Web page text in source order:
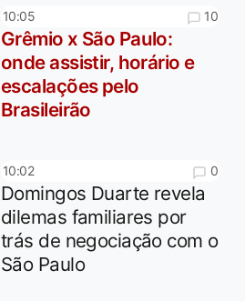
10:05 10
Grêmio x São Paulo:
onde assistir, horário e
escalações pelo
Brasileirão
10:02 0
Domingos Duarte revela
dilemas familiares por
trás de negociação com o
São Paulo